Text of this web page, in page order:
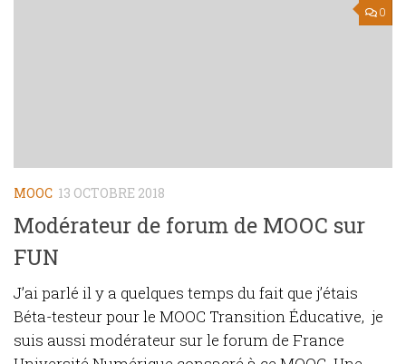
0
MOOC 13 OCTOBRE 2018
Modérateur de forum de MOOC sur
FUN
J’ai parlé il y a quelques temps du fait que j’étais
Béta-testeur pour le MOOC Transition Éducative, je
suis aussi modérateur sur le forum de France